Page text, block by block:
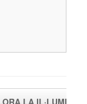
LA